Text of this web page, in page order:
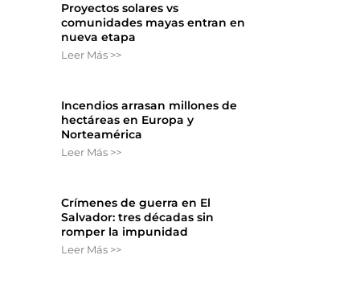
Proyectos solares vs
comunidades mayas entran en
nueva etapa
Leer Más >>
Incendios arrasan millones de
hectáreas en Europa y
Norteamérica
Leer Más >>
Crímenes de guerra en El
Salvador: tres décadas sin
romper la impunidad
Leer Más >>